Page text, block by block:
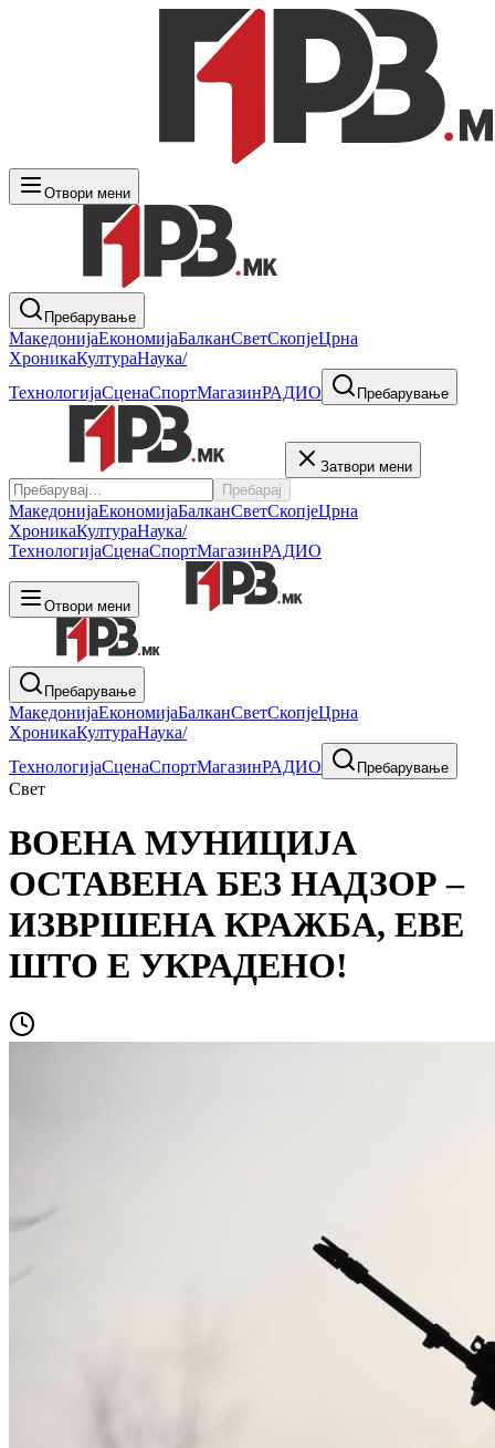
Отвори мени
Пребарување
МакедонијаЕкономијаБалканСветСкопјеЦрна
ХроникаКултураНаука/
ТехнологијаСценаСпортМагазинРАДИО Пребарување
Затвори мени
Пребарај
МакедонијаЕкономијаБалканСветСкопјеЦрна
ХроникаКултураНаука/
ТехнологијаСценаСпортМагазинРАДИО
Отвори мени
Пребарување
МакедонијаЕкономијаБалканСветСкопјеЦрна
ХроникаКултураНаука/
ТехнологијаСценаСпортМагазинРАДИО Пребарување
Свет
ВОЕНА МУНИЦИЈА
ОСТАВЕНА БЕЗ НАДЗОР –
ИЗВРШЕНА КРАЖБА, ЕВЕ
ШТО Е УКРАДЕНО!